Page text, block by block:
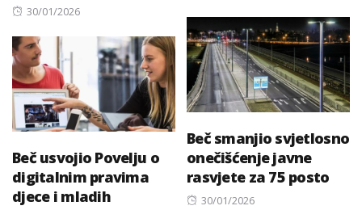
Posted
30/01/2026
Beč smanjio svjetlosno
onečišćenje javne
rasvjete za 75 posto
Posted
30/01/2026
Beč usvojio Povelju o
digitalnim pravima
djece i mladih